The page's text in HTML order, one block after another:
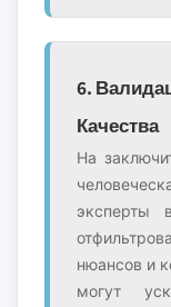
6.
Качества
На
эксперты
нюансов и
могут